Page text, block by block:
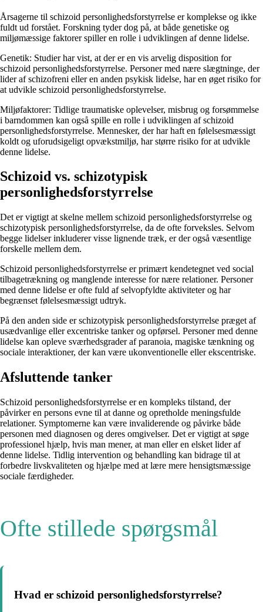
Årsagerne til schizoid personlighedsforstyrrelse er komplekse og ikke
fuldt ud forstået. Forskning tyder dog på, at både genetiske og
miljømæssige faktorer spiller en rolle i udviklingen af denne lidelse.
Genetik: Studier har vist, at der er en vis arvelig disposition for
schizoid personlighedsforstyrrelse. Personer med nære slægtninge, der
lider af schizofreni eller en anden psykisk lidelse, har en øget risiko for
at udvikle schizoid personlighedsforstyrrelse.
Miljøfaktorer: Tidlige traumatiske oplevelser, misbrug og forsømmelse
i barndommen kan også spille en rolle i udviklingen af schizoid
personlighedsforstyrrelse. Mennesker, der har haft en følelsesmæssigt
koldt og uforudsigeligt opvækstmiljø, har større risiko for at udvikle
denne lidelse.
Schizoid vs. schizotypisk
personlighedsforstyrrelse
Det er vigtigt at skelne mellem schizoid personlighedsforstyrrelse og
schizotypisk personlighedsforstyrrelse, da de ofte forveksles. Selvom
begge lidelser inkluderer visse lignende træk, er der også væsentlige
forskelle mellem dem.
Schizoid personlighedsforstyrrelse er primært kendetegnet ved social
tilbagetrækning og manglende interesse for nære relationer. Personer
med denne lidelse er ofte fuld af selvopfyldte aktiviteter og har
begrænset følelsesmæssigt udtryk.
På den anden side er schizotypisk personlighedsforstyrrelse præget af
usædvanlige eller excentriske tanker og opførsel. Personer med denne
lidelse kan opleve sværhedsgrader af paranoia, magiske tænkning og
sociale interaktioner, der kan være ukonventionelle eller ekscentriske.
Afsluttende tanker
Schizoid personlighedsforstyrrelse er en kompleks tilstand, der
påvirker en persons evne til at danne og opretholde meningsfulde
relationer. Symptomerne kan være invaliderende og påvirke både
personen med diagnosen og deres omgivelser. Det er vigtigt at søge
professionel hjælp, hvis man mener, at man eller en elsket lider af
denne lidelse. Tidlig intervention og behandling kan bidrage til at
forbedre livskvaliteten og hjælpe med at lære mere hensigtsmæssige
sociale færdigheder.
Ofte stillede spørgsmål
Hvad er schizoid personlighedsforstyrrelse?